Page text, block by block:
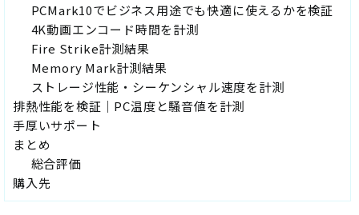
PCMark10でビジネス用途でも快適に使えるかを検証
4K動画エンコード時間を計測
Fire Strike計測結果
Memory Mark計測結果
ストレージ性能・シーケンシャル速度を計測
排熱性能を検証｜PC温度と騒音値を計測
手厚いサポート
まとめ
総合評価
購入先